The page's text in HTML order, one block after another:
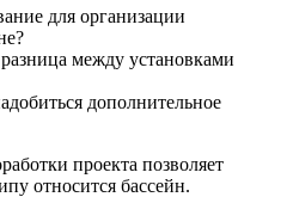
для организации
между установками
дополнительное
проекта позволяет
относится бассейн.